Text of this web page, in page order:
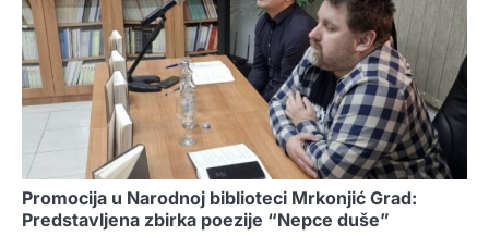
Promocija u Narodnoj biblioteci Mrkonjić Grad:
Predstavljena zbirka poezije “Nepce duše”